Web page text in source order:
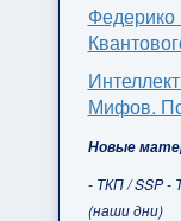
Мифов.
Новые
- ТКП / SSP -
(наши дни)